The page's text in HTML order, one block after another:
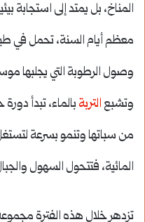
المناخ، بل يمتد إلى استجابة
معظم أيام السنة، تحمل في
وصول الرطوبة التي يجلبها
وتشبع التربة بالماء، تبدأ
من سباتها وتنمو بسرعة
المائية، فتتحول السهول
تزدهر خلال هذه الفترة